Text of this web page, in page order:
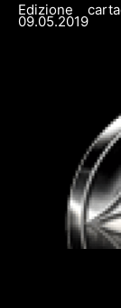
Edizione
09.05.2019